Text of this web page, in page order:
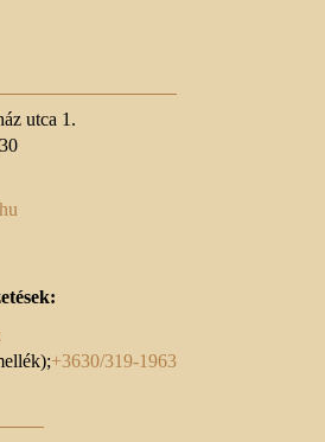
utca 1.
+3630/319-1963